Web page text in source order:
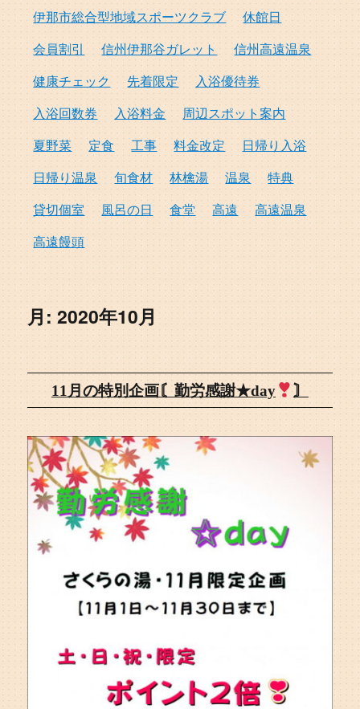
伊那市総合型地域スポーツクラブ
休館日
会員割引
信州伊那谷ガレット
信州高遠温泉
健康チェック
先着限定
入浴優待券
入浴回数券
入浴料金
周辺スポット案内
夏野菜
定食 工事 料金改定
日帰り入浴
日帰り温泉
旬食材 林檎湯 温泉
特典
貸切個室
風呂の日 食堂 高遠
高遠温泉
高遠饅頭
月:2020年10月
11月の特別企画〘勤労感謝★day 〙